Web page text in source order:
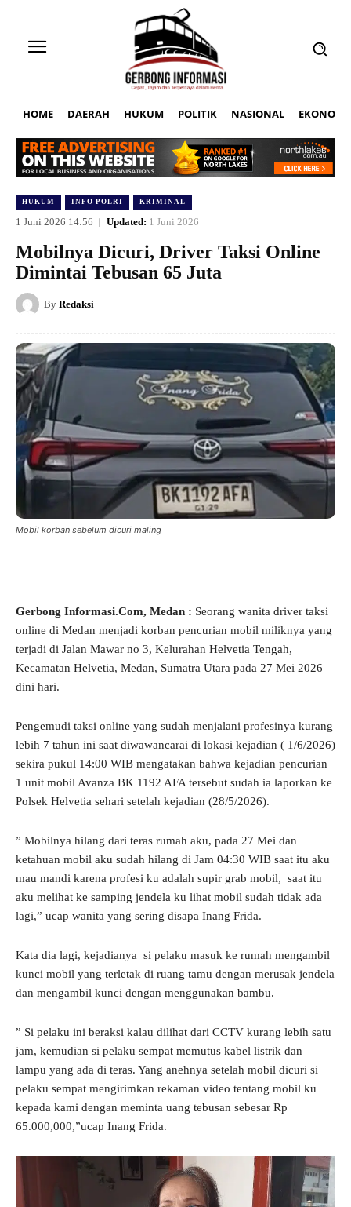
HOME DAERAH HUKUM POLITIK NASIONAL EKONOMI
HUKUM INFO POLRI KRIMINAL
1 Juni 2026 14:56 Updated: 1 Juni 2026
Mobilnya Dicuri, Driver Taksi Online
Dimintai Tebusan 65 Juta
By Redaksi
Mobil korban sebelum dicuri maling
Gerbong Informasi.Com, Medan : Seorang wanita driver taksi
online di Medan menjadi korban pencurian mobil miliknya yang
terjadi di Jalan Mawar no 3, Kelurahan Helvetia Tengah,
Kecamatan Helvetia, Medan, Sumatra Utara pada 27 Mei 2026
dini hari.
Pengemudi taksi online yang sudah menjalani profesinya kurang
lebih 7 tahun ini saat diwawancarai di lokasi kejadian ( 1/6/2026)
sekira pukul 14:00 WIB mengatakan bahwa kejadian pencurian
1 unit mobil Avanza BK 1192 AFA tersebut sudah ia laporkan ke
Polsek Helvetia sehari setelah kejadian (28/5/2026).
” Mobilnya hilang dari teras rumah aku, pada 27 Mei dan
ketahuan mobil aku sudah hilang di Jam 04:30 WIB saat itu aku
mau mandi karena profesi ku adalah supir grab mobil, saat itu
aku melihat ke samping jendela ku lihat mobil sudah tidak ada
lagi,” ucap wanita yang sering disapa Inang Frida.
Kata dia lagi, kejadianya si pelaku masuk ke rumah mengambil
kunci mobil yang terletak di ruang tamu dengan merusak jendela
dan mengambil kunci dengan menggunakan bambu.
” Si pelaku ini beraksi kalau dilihat dari CCTV kurang lebih satu
jam, kemudian si pelaku sempat memutus kabel listrik dan
lampu yang ada di teras. Yang anehnya setelah mobil dicuri si
pelaku sempat mengirimkan rekaman video tentang mobil ku
kepada kami dengan meminta uang tebusan sebesar Rp
65.000,000,”ucap Inang Frida.